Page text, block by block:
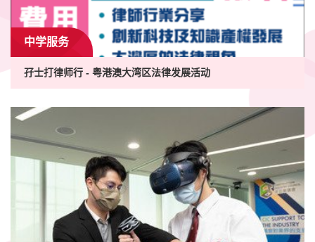
中学服务
孖士打律师行 - 粤港澳大湾区法律发展活动